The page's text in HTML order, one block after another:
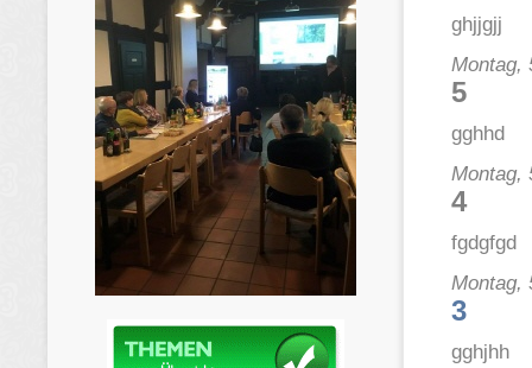
ghjjgjj
Montag,
5
gghhd
Montag,
4
fgdgfgd
Montag,
3
gghjhh